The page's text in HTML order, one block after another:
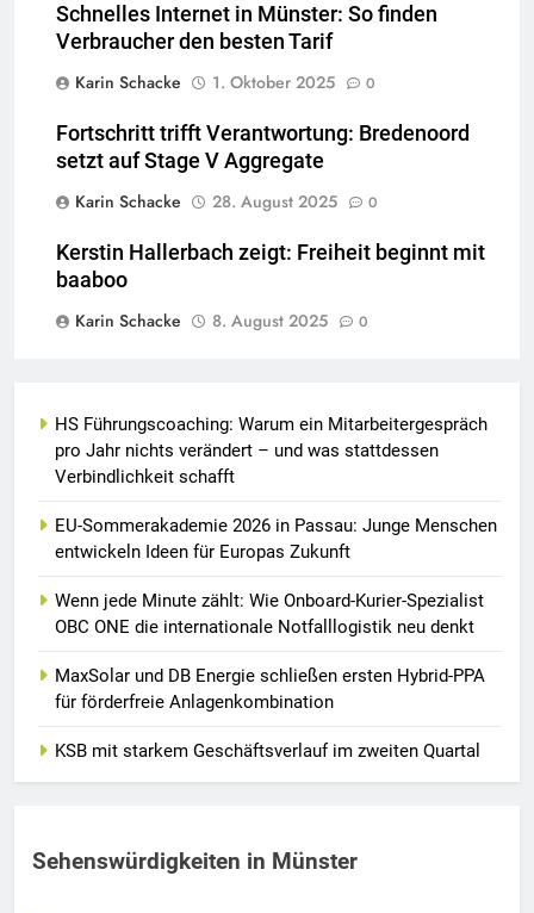
Schnelles Internet in Münster: So finden
Verbraucher den besten Tarif
Karin Schacke
1. Oktober 2025 0
Fortschritt trifft Verantwortung: Bredenoord
setzt auf Stage V Aggregate
Karin Schacke
28. August 2025 0
Kerstin Hallerbach zeigt: Freiheit beginnt mit
baaboo
Karin Schacke
8. August 2025 0
HS Führungscoaching: Warum ein Mitarbeitergespräch
pro Jahr nichts verändert – und was stattdessen
Verbindlichkeit schafft
EU-Sommerakademie 2026 in Passau: Junge Menschen
entwickeln Ideen für Europas Zukunft
Wenn jede Minute zählt: Wie Onboard-Kurier-Spezialist
OBC ONE die internationale Notfalllogistik neu denkt
MaxSolar und DB Energie schließen ersten Hybrid-PPA
für förderfreie Anlagenkombination
KSB mit starkem Geschäftsverlauf im zweiten Quartal
Sehenswürdigkeiten in Münster